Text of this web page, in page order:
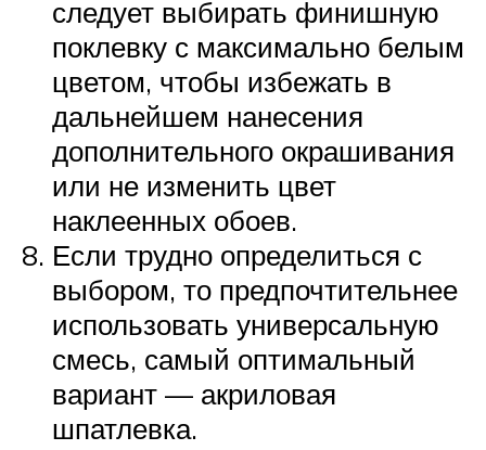
следует выбирать финишную
поклевку с максимально белым
цветом, чтобы избежать в
дальнейшем нанесения
дополнительного окрашивания
или не изменить цвет
наклеенных обоев.
Если трудно определиться с
выбором, то предпочтительнее
использовать универсальную
смесь, самый оптимальный
вариант — акриловая
шпатлевка.